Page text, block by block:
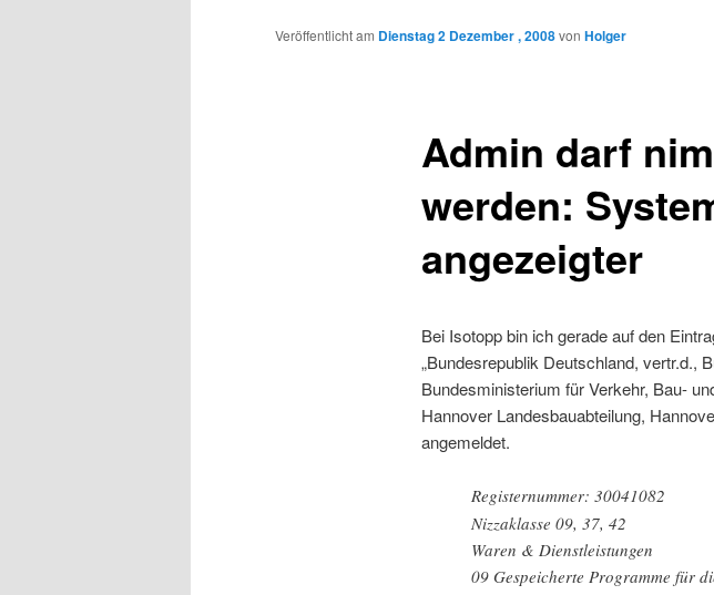
Inhalt
Admin darf
werden:
angezeigter
Veröffentlicht am Dienstag 2 Dezember , 2008von Holger
Bei Isotopp bin ich gerade auf den
„Bundesrepublik Deutschland, vertr.d.,
Bundesministerium für Verkehr, Bau-
Hannover Landesbauabteilung,
angemeldet.
Registernummer: 30041082
Nizzaklasse 09, 37, 42
Waren & Dienstleistungen
09 Gespeicherte Programme für